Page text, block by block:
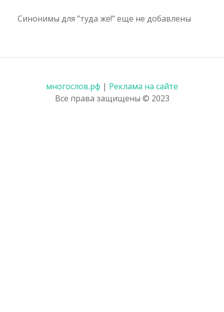
Синонимы для "туда же!" еще не добавлены
многослов.рф | Реклама на сайте
Все права защищены © 2023